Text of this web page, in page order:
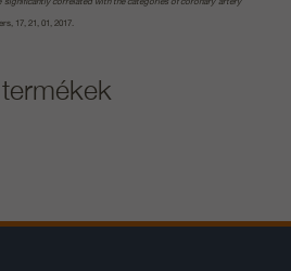
17, 21, 01, 2017.